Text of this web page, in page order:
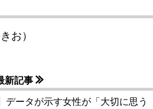
お）
新記事
データが示す女性が「大切に思う